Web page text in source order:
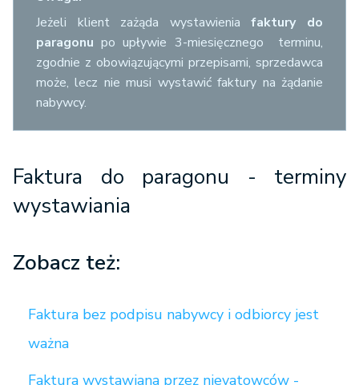
Jeżeli klient zażąda wystawieniafaktury do
paragonu po upływie 3-miesięcznego terminu,
zgodnie z obowiązującymi przepisami, sprzedawca
może, lecz nie musi wystawić faktury na żądanie
nabywcy.
Faktura do paragonu - terminy
wystawiania
Zobacz też:
Faktura bez podpisu nabywcy i odbiorcy jest
ważna
Faktura wystawiana przez nievatowców -